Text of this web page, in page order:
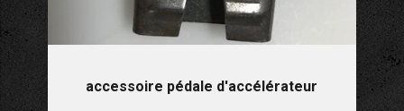
accessoire pédale d'accélérateur